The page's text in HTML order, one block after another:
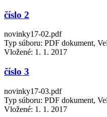
číslo 2
novinky17-02.pdf
Typ súboru: PDF dokument,
Vložené: 1. 1. 2017
číslo 3
novinky17-03.pdf
Typ súboru: PDF dokument,
Vložené: 1. 1. 2017